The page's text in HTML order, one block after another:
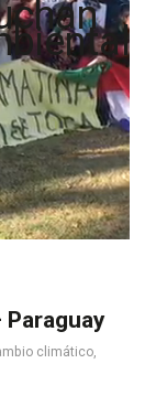
climático,